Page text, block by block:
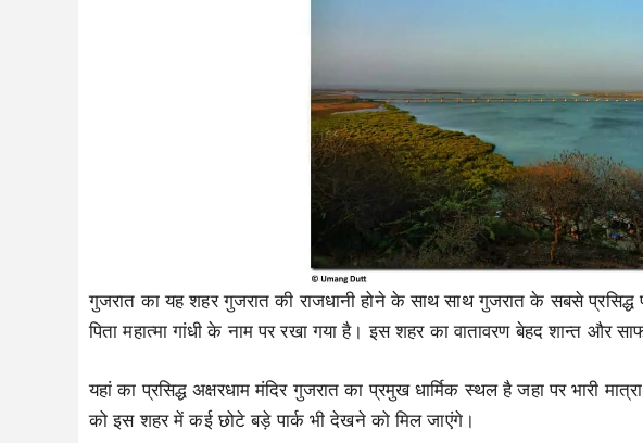
गुजरात का यह शहर गुजरात की राजधानी होने के साथ साथ गुजरात के सबसे
पिता महात्मा गांधी के नाम पर रखा गया है। इस शहर का वातावरण बेहद शान्त और
यहां का प्रसिद्ध अक्षरधाम मंदिर गुजरात का प्रमुख धार्मिक स्थल है जहा पर भारी
को इस शहर में कई छोटे बड़े पार्क भी देखने को मिल जाएंगे।